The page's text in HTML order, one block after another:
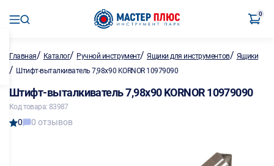
0
Главная/ Каталог/ Ручной инструмент/Ящики для инструментов/ Ящики
/ Штифт-выталкиватель 7,98х90 KORNOR 10979090
Штифт-выталкиватель 7,98х90 KORNOR 10979090
Код товара: 83987
0 0 отзывов